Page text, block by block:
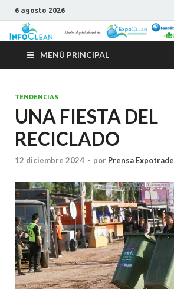
6 agosto 2026
MENÚ PRINCIPAL
TENDENCIAS
UNA FIESTA DEL
RECICLADO
12 diciembre 2024 - por Prensa Expotrade